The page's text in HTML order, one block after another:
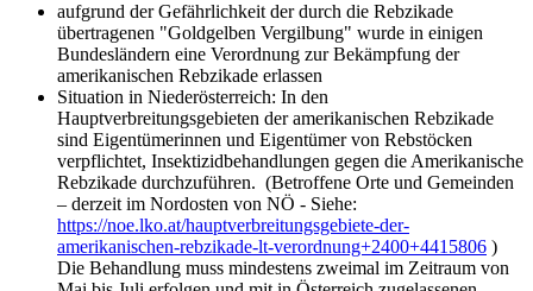
aufgrund der Gefährlichkeit der durch die Rebzikade
übertragenen "Goldgelben Vergilbung" wurde in einigen
Bundesländern eine Verordnung zur Bekämpfung der
amerikanischen Rebzikade erlassen
Situation in Niederösterreich: In den
Hauptverbreitungsgebieten der amerikanischen Rebzikade
sind Eigentümerinnen und Eigentümer von Rebstöcken
verpflichtet, Insektizidbehandlungen gegen die Amerikanische
Rebzikade durchzuführen. (Betroffene Orte und Gemeinden
– derzeit im Nordosten von NÖ - Siehe:
https://noe.lko.at/hauptverbreitungsgebiete-der-
amerikanischen-rebzikade-lt-verordnung+2400+4415806 )
Die Behandlung muss mindestens zweimal im Zeitraum von